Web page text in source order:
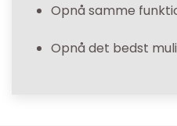
Opnå samme
Opnå det bedst